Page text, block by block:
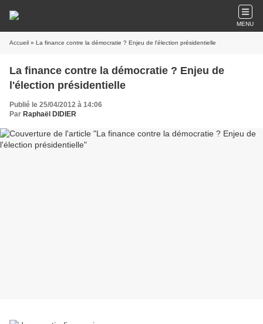
MENU
Accueil » La finance contre la démocratie ? Enjeu de l'élection présidentielle
La finance contre la démocratie ? Enjeu de
l'élection présidentielle
Publié le 25/04/2012 à 14:06
Par Raphaël DIDIER